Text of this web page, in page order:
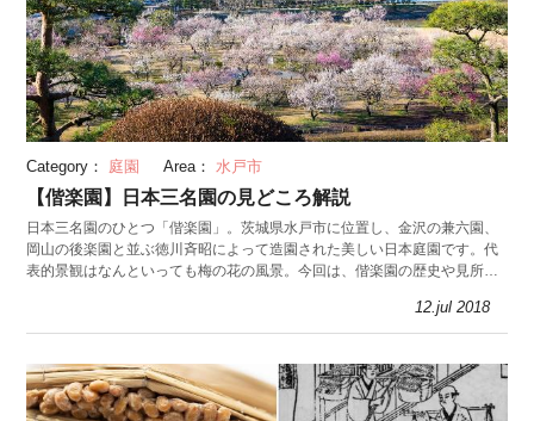
Category： 庭園 Area： 水戸市
【偕楽園】日本三名園の見どころ解説
日本三名園のひとつ「偕楽園」。茨城県水戸市に位置し、金沢の兼六園、
岡山の後楽園と並ぶ徳川斉昭によって造園された美しい日本庭園です。代
表的景観はなんといっても梅の花の風景。今回は、偕楽園の歴史や見所を
12.jul 2018